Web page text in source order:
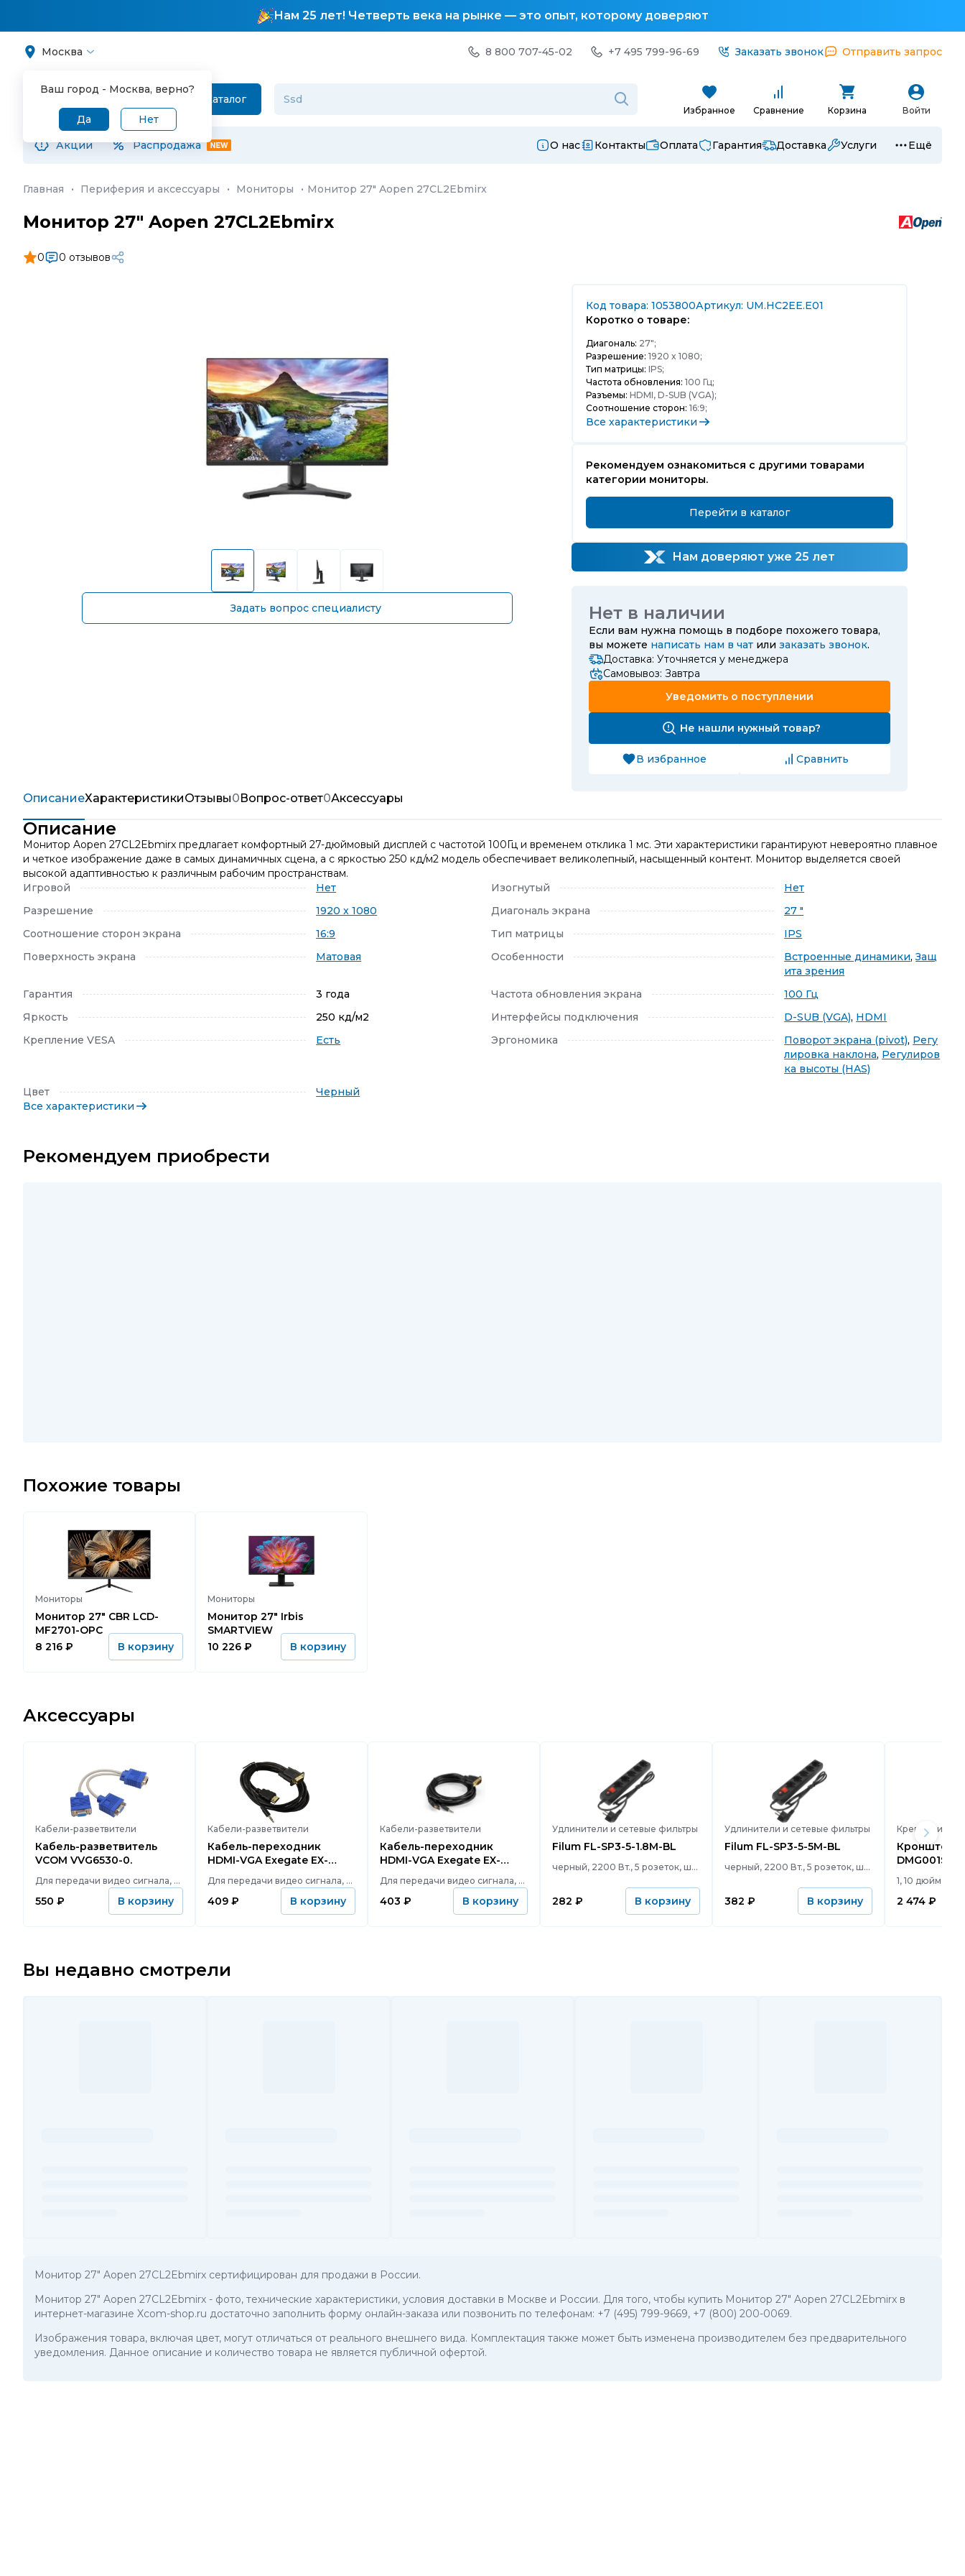
Нам 25 лет! Четверть века на рынке — это опыт, которому доверяют
Москва
Ваш город - Москва, верно?
Да Нет
8 800 707-45-02 +7 495 799-96-69 Заказать звонок Отправить запрос
Каталог
Избранное Сравнение Корзина Войти
Акции Распродажа О нас Контакты Оплата Гарантия Доставка Услуги Ещё
Главная · Периферия и аксессуары · Мониторы · Монитор 27" Aopen 27CL2Ebmirx
Монитор 27" Aopen 27CL2Ebmirx
0 0 отзывов
Задать вопрос специалисту
Код товара: 1053800Артикул: UM.HC2EE.E01
Коротко о товаре:
Диагональ: 27";
Разрешение: 1920 x 1080;
Тип матрицы: IPS;
Частота обновления: 100 Гц;
Разъемы: HDMI, D-SUB (VGA);
Соотношение сторон: 16:9;
Все характеристики
Рекомендуем ознакомиться с другими товарами
категории мониторы.
Перейти в каталог
Нам доверяют уже 25 лет
Нет в наличии
Если вам нужна помощь в подборе похожего товара,
вы можете написать нам в чат или заказать звонок.
Доставка: Уточняется у менеджера
Самовывоз: Завтра
Уведомить о поступлении
Не нашли нужный товар?
В избранное Сравнить
ОписаниеХарактеристикиОтзывы0Вопрос-ответ0Аксессуары
Описание
Монитор Aopen 27CL2Ebmirx предлагает комфортный 27-дюймовый дисплей с частотой 100Гц и временем отклика 1 мс. Эти характеристики гарантируют невероятно плавное
и четкое изображение даже в самых динамичных сцена, а с яркостью 250 кд/м2 модель обеспечивает великолепный, насыщенный контент. Монитор выделяется своей
высокой адаптивностью к различным рабочим пространствам.
Игровой
Нет Изогнутый
Нет
Разрешение
1920 x 1080 Диагональ экрана
27 "
Соотношение сторон экрана
16:9 Тип матрицы
IPS
Поверхность экрана
Матовая Особенности Встроенные динамики,Защ
ита зрения
Гарантия
3 года Частота обновления экрана
100 Гц
Яркость
250 кд/м2 Интерфейсы подключения D-SUB (VGA), HDMI
Крепление VESA
Есть Эргономика Поворот экрана (pivot), Регу
лировка наклона, Регулиров
ка высоты (HAS)
Цвет
Черный
Все характеристики
Рекомендуем приобрести
Похожие товары
Мониторы
Монитор 27" CBR LCD-
MF2701-OPC
8 216 ₽ В корзину
Мониторы
Монитор 27" Irbis
SMARTVIEW
10 226 ₽ В корзину
Аксессуары
Кабели-разветвители
Кабель-разветвитель
VCOM VVG6530-0.
Для передачи видео сигнала, VGA (D-sub), 1, VGA (D-sub), 2, 200
550 ₽ В корзину
Кабели-разветвители
Кабель-переходник
HDMI-VGA Exegate EX-
Для передачи видео сигнала, HDMI, 1, Jack 3.5, VGA (D-sub), 2, 1800
409 ₽ В корзину
Кабели-разветвители
Кабель-переходник
HDMI-VGA Exegate EX-
Для передачи видео сигнала, HDMI, 1, Jack 3.5, VGA (D-sub), 2, 3000
403 ₽ В корзину
Удлинители и сетевые фильтры
Filum FL-SP3-5-1.8M-BL
черный, 2200 Вт., 5 розеток, шнур 1.8 м.
282 ₽ В корзину
Удлинители и сетевые фильтры
Filum FL-SP3-5-5M-BL
черный, 2200 Вт., 5 розеток, шнур 5 м.
382 ₽ В корзину
Кронштейн Filum FL-
DMG001SB
2 474 ₽
Вы недавно смотрели
Монитор 27" Aopen 27CL2Ebmirx сертифицирован для продажи в России.
Монитор 27" Aopen 27CL2Ebmirx - фото, технические характеристики, условия доставки в Москве и России. Для того, чтобы купить Монитор 27" Aopen 27CL2Ebmirx в
интернет-магазине Xcom-shop.ru достаточно заполнить форму онлайн-заказа или позвонить по телефонам: +7 (495) 799-9669, +7 (800) 200-0069.
Изображения товара, включая цвет, могут отличаться от реального внешнего вида. Комплектация также может быть изменена производителем без предварительного
уведомления. Данное описание и количество товара не является публичной офертой.